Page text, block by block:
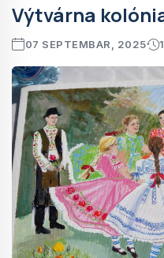
Výtvárna
07 SEPTEMBAR, 2025